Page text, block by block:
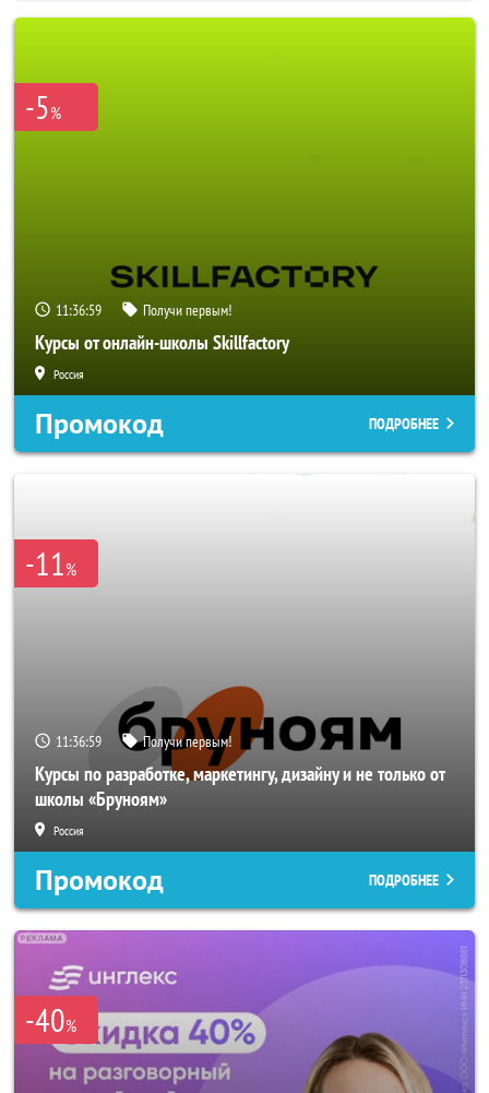
-5%
11:36:59 Получи первым!
Курсы от онлайн-школы Skillfactory
Россия
Промокод ПОДРОБНЕЕ
-11%
11:36:59 Получи первым!
Курсы по разработке, маркетингу, дизайну и не только от
школы «Бруноям»
Россия
Промокод ПОДРОБНЕЕ
-40%